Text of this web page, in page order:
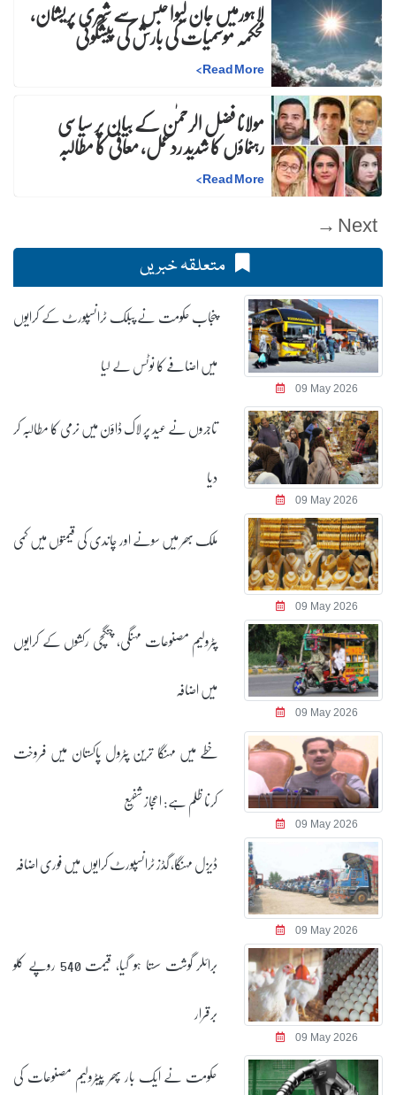
لاہورمیں جان لیوا حبس سے شہری پریشان،
محکمہ موسمیات کی بارش کی پیشگوئی
Read More
>
مولانا فضل الرحمٰن کے بیان پر سیاسی
رہنماؤں کا شدید ردعمل، معافی کا مطالبہ
Read More
>
Next →
متعلقہ خبریں
09 May 2026
پنجاب حکومت نے پبلک ٹرانسپورٹ کے کرایوں
میں اضافے کا نوٹس لے لیا
09 May 2026
تاجروں نے عید پر لاک ڈاؤن میں نرمی کا مطالبہ کر
دیا
09 May 2026
ملک بھر میں سونے اور چاندی کی قیمتوں میں کمی
09 May 2026
پٹرولیم مصنوعات مہنگی، چنگچی رکشوں کے کرایوں
میں اضافہ
09 May 2026
خطے میں مہنگا ترین پٹرول پاکستان میں فروخت
کرنا ظلم ہے: اعجاز شفیع
09 May 2026
ڈیزل مہنگا، گڈز ٹرانسپورٹ کرایوں میں فوری اضافہ
09 May 2026
برائلر گوشت سستا ہو گیا، قیمت 540 روپے کلو
برقرار
حکومت نے ایک بار پھر پیٹرولیم مصنوعات کی